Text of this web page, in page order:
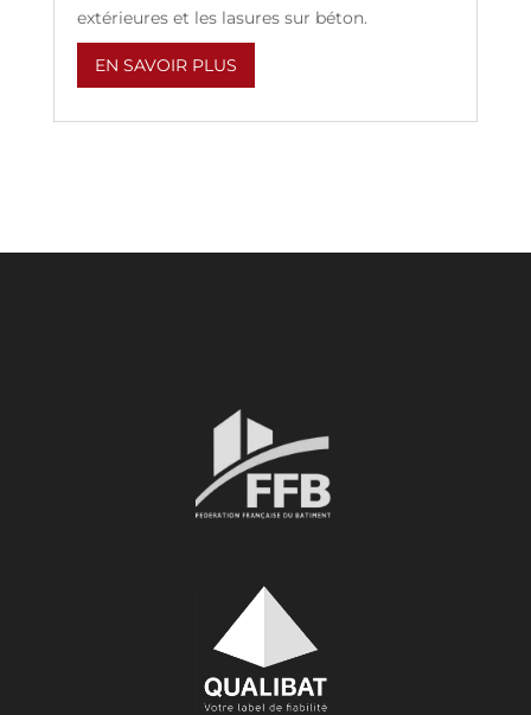
extérieures et les lasures sur béton.
EN SAVOIR PLUS